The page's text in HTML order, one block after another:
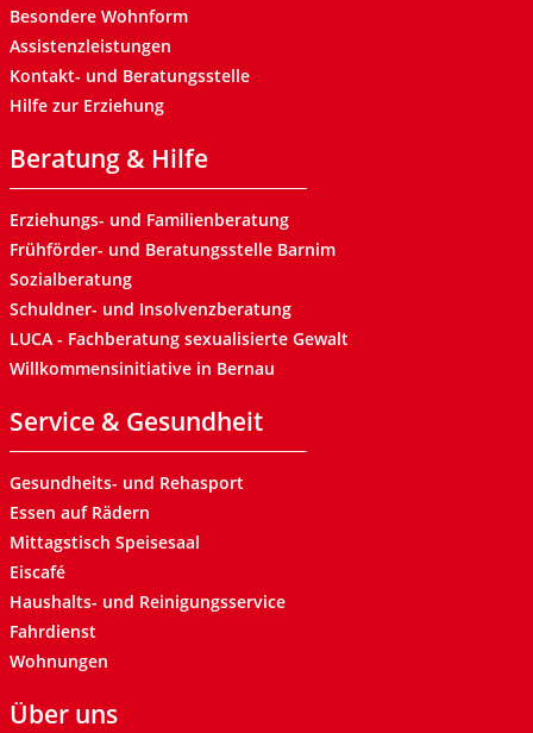
Besondere Wohnform
Assistenzleistungen
Kontakt- und Beratungsstelle
Hilfe zur Erziehung
Beratung & Hilfe
Erziehungs- und Familienberatung
Frühförder- und Beratungsstelle Barnim
Sozialberatung
Schuldner- und Insolvenzberatung
LUCA - Fachberatung sexualisierte Gewalt
Willkommensinitiative in Bernau
Service & Gesundheit
Gesundheits- und Rehasport
Essen auf Rädern
Mittagstisch Speisesaal
Eiscafé
Haushalts- und Reinigungsservice
Fahrdienst
Wohnungen
Über uns